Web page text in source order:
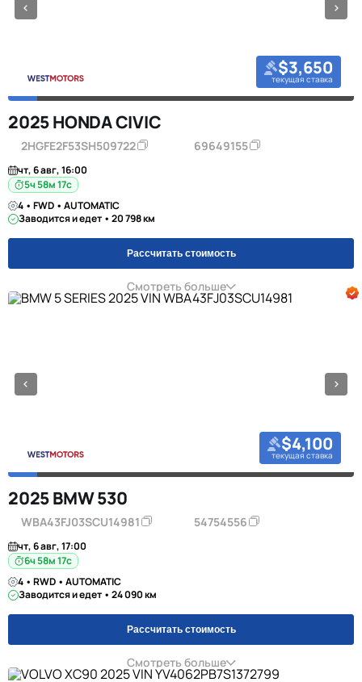
$3,650
текущая ставка
2025 HONDA CIVIC
2HGFE2F53SH509722 69649155
чт, 6 авг, 16:00
5ч 58м 16с
4 • FWD • AUTOMATIC
Заводится и едет • 20 798 км
Рассчитать стоимость
Смотреть больше
$4,100
текущая ставка
2025 BMW 530
WBA43FJ03SCU14981 54754556
чт, 6 авг, 17:00
6ч 58м 16с
4 • RWD • AUTOMATIC
Заводится и едет • 24 090 км
Рассчитать стоимость
Смотреть больше